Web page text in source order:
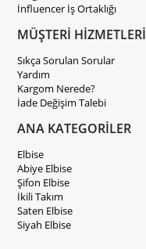
İnfluencer İş Ortaklığı
MÜŞTERİ HİZMETLERİ
Sıkça Sorulan Sorular
Yardım
Kargom Nerede?
İade Değişim Talebi
ANA KATEGORİLER
Elbise
Abiye Elbise
Şifon Elbise
İkili Takım
Saten Elbise
Siyah Elbise